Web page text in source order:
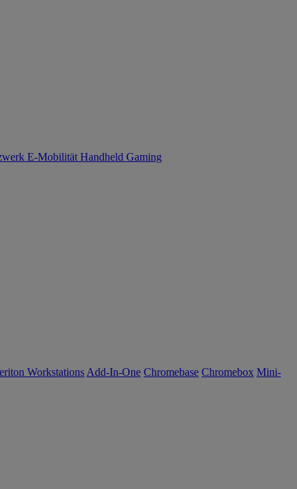
E-Mobilität Handheld Gaming
Workstations Add-In-One Chromebase Chromebox Mini-